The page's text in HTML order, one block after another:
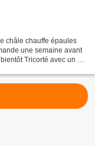
châle chauffe épaules
une semaine avant
Tricorté avec un fil